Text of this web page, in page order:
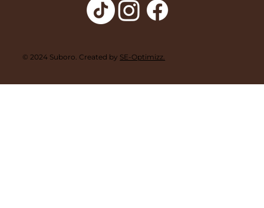
© 2024 Suboro. Created by SE-Optimizz.